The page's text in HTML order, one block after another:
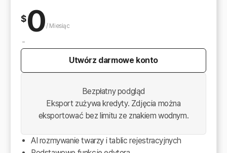
$0/ Miesiąc
-
Utwórz darmowe konto
Bezpłatny podgląd
Eksport zużywa kredyty. Zdjęcia można
eksportować bez limitu ze znakiem wodnym.
AI rozmywanie twarzy i tablic rejestracyjnych